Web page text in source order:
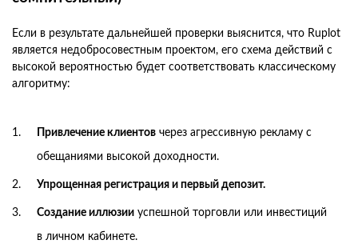
Если в результате дальнейшей проверки выяснится, что Ruplot
является недобросовестным проектом, его схема действий с
высокой вероятностью будет соответствовать классическому
алгоритму:
Привлечение клиентов через агрессивную рекламу с
обещаниями высокой доходности.
Упрощенная регистрация и первый депозит.
Создание иллюзии успешной торговли или инвестиций
в личном кабинете.